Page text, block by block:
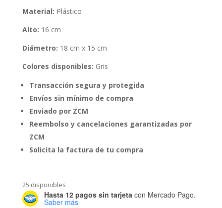
Material: Plástico
Alto: 16 cm
Diámetro: 18 cm x 15 cm
Colores disponibles: Gris
Transacción segura y protegida
Envíos sin mínimo de compra
Enviado por ZCM
Reembolso y cancelaciones garantizadas por
ZCM
Solicita la factura de tu compra
25 disponibles
Hasta 12 pagos sin tarjetacon Mercado Pago.
Saber más